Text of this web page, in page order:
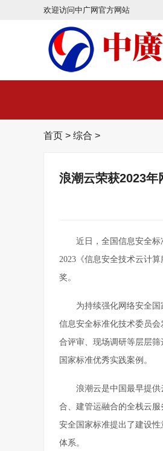
欢迎访问中广网官方网站
首页 > 综合 >
浪潮云荣获2023年
近日，全国信息安全标
2023《信息安全技术云计
奖。
为持续强化网络安全
信息安全标准化技术委员
合评审、现场调研等层层
国家标准优秀实践案例。
浪潮云是中国最早提
合、建管运融合的全栈云
安全国家标准提出了建设
体系。